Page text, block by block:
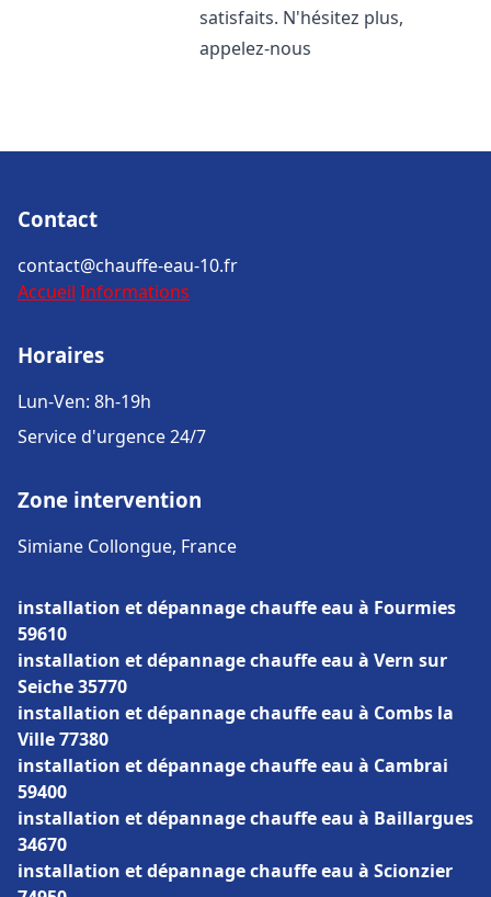
satisfaits. N'hésitez plus,
appelez-nous
Contact
contact@chauffe-eau-10.fr
Accueil Informations
Horaires
Lun-Ven: 8h-19h
Service d'urgence 24/7
Zone intervention
Simiane Collongue, France
installation et dépannage chauffe eau à Fourmies
59610
installation et dépannage chauffe eau à Vern sur
Seiche 35770
installation et dépannage chauffe eau à Combs la
Ville 77380
installation et dépannage chauffe eau à Cambrai
59400
installation et dépannage chauffe eau à Baillargues
34670
installation et dépannage chauffe eau à Scionzier